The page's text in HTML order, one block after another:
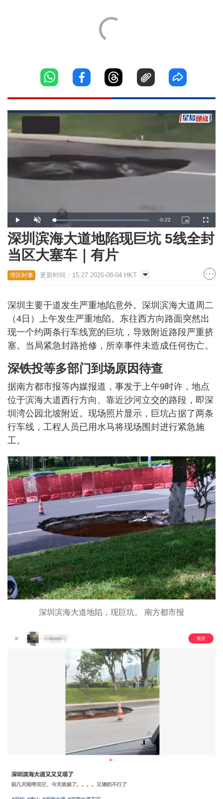
Play Unmute Loaded:
100.00%
Remaining
Time
-0:22
Picture-
in-
Picture
深圳滨海大道地陷现巨坑 5线全封
当区大塞车｜有片
湾区时事 更新时间：15:27 2026-08-04 HKT
深圳主要干道发生严重地陷意外。深圳滨海大道周二
（4日）上午发生严重地陷。东往西方向路面突然出
现一个约两条行车线宽的巨坑，导致附近路段严重挤
塞。当局紧急封路抢修，所幸事件未造成任何伤亡。
深铁投等多部门到场原因待查
据南方都市报等内媒报道，事发于上午9时许，地点
位于滨海大道西行方向、靠近沙河立交的路段，即深
圳湾公园北坡附近。现场照片显示，巨坑占据了两条
行车线，工程人员已用水马将现场围封进行紧急施
工。
深圳滨海大道地陷，现巨坑。 南方都市报